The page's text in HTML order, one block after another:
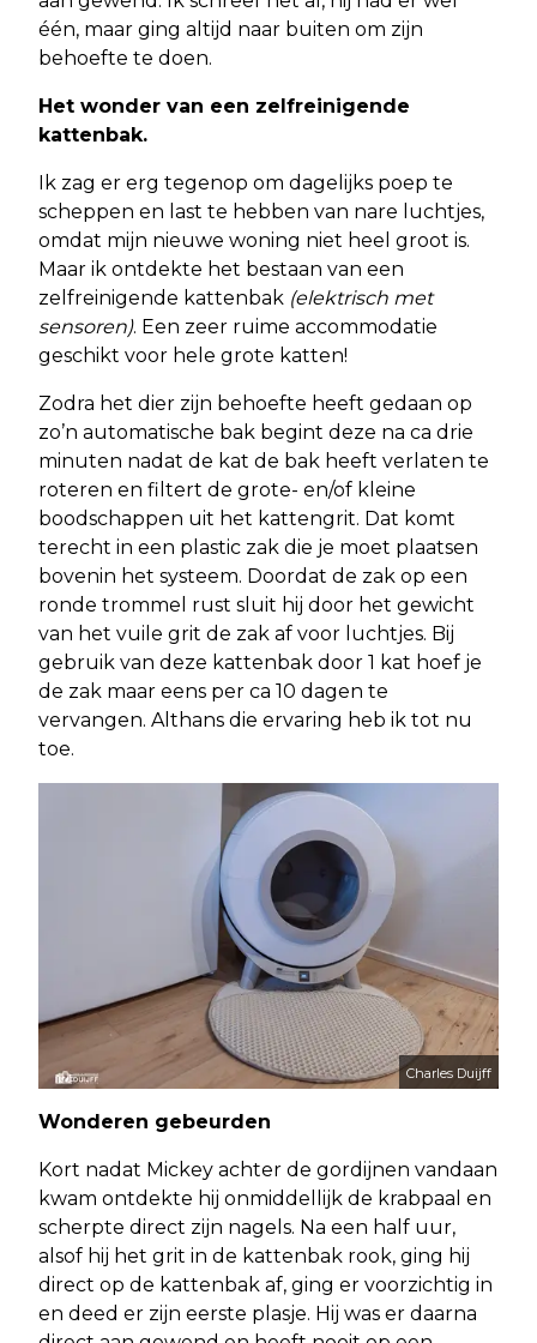
één, maar ging altijd naar buiten om zijn
behoefte te doen.
Het wonder van een zelfreinigende
kattenbak.
Ik zag er erg tegenop om dagelijks poep te
scheppen en last te hebben van nare luchtjes,
omdat mijn nieuwe woning niet heel groot is.
Maar ik ontdekte het bestaan van een
zelfreinigende kattenbak (elektrisch met
sensoren). Een zeer ruime accommodatie
geschikt voor hele grote katten!
Zodra het dier zijn behoefte heeft gedaan op
zo’n automatische bak begint deze na ca drie
minuten nadat de kat de bak heeft verlaten te
roteren en filtert de grote- en/of kleine
boodschappen uit het kattengrit. Dat komt
terecht in een plastic zak die je moet plaatsen
bovenin het systeem. Doordat de zak op een
ronde trommel rust sluit hij door het gewicht
van het vuile grit de zak af voor luchtjes. Bij
gebruik van deze kattenbak door 1 kat hoef je
de zak maar eens per ca 10 dagen te
vervangen. Althans die ervaring heb ik tot nu
toe.
Charles Duijff
Wonderen gebeurden
Kort nadat Mickey achter de gordijnen vandaan
kwam ontdekte hij onmiddellijk de krabpaal en
scherpte direct zijn nagels. Na een half uur,
alsof hij het grit in de kattenbak rook, ging hij
direct op de kattenbak af, ging er voorzichtig in
en deed er zijn eerste plasje. Hij was er daarna